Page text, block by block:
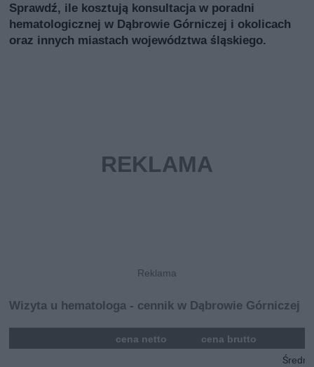
Sprawdź, ile kosztują konsultacja w poradni
hematologicznej w Dąbrowie Górniczej i okolicach
oraz innych miastach województwa śląskiego.
Wizyta u hematologa - cennik w Dąbrowie Górniczej
cena netto cena brutto
Średni